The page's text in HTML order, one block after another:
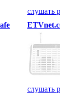
слушать
слушать